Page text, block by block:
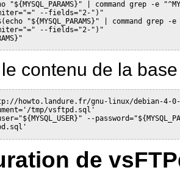
"${MYSQL_PARAMS}" | command grep -e
--fields="2-")"
"${MYSQL_PARAMS}" | command grep -e
--fields="2-")"
contenu de la
howto.landure.fr/gnu-linux/
tmp/vsftpd.sql'
--
de